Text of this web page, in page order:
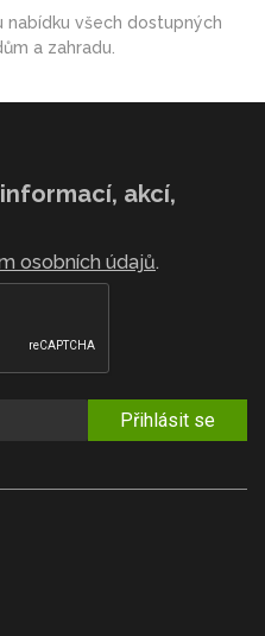
nabídku všech dostupných
a zahradu.
akcí,
osobních údajů.
Přihlásit se